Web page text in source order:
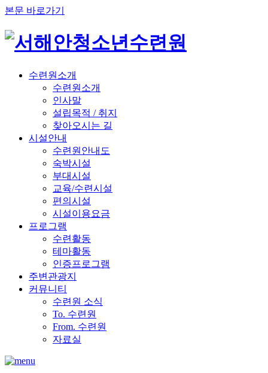
본문 바로가기
수련원소개
수련원소개
인사말
설립목적 / 취지
찾아오시는 길
시설안내
수련원안내도
숙박시설
부대시설
교육/수련시설
편의시설
시설이용요금
프로그램
수련활동
테마활동
인증프로그램
주변관광지
커뮤니티
수련원 소식
To. 수련원
From. 수련원
자료실